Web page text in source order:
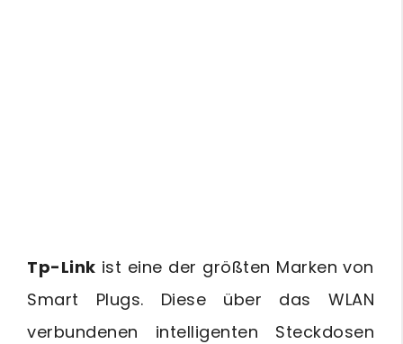
Tp-Link ist eine der größten Marken von
Smart Plugs. Diese über das WLAN
verbundenen intelligenten Steckdosen